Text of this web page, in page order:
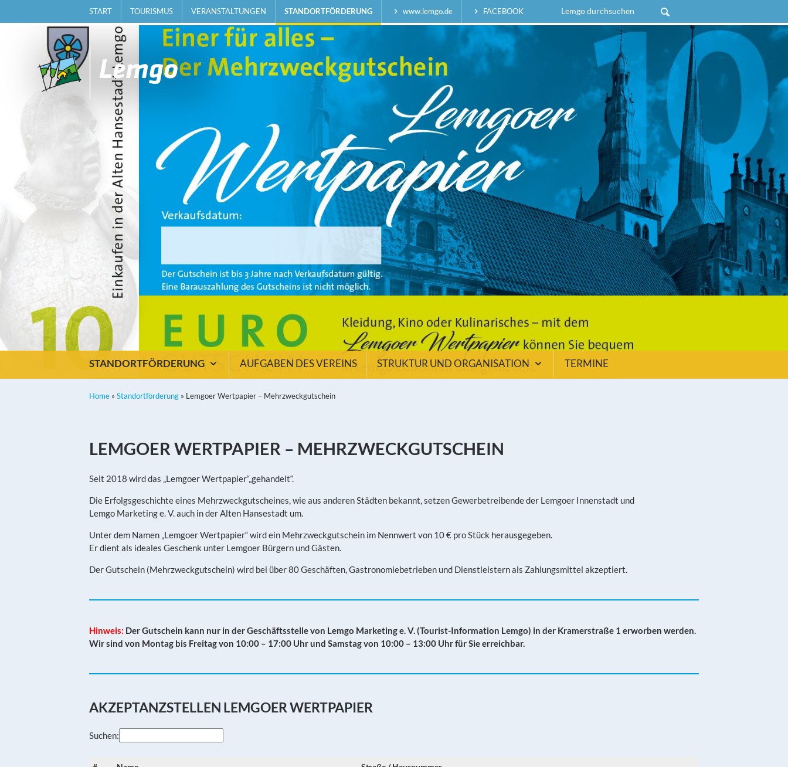
START TOURISMUS VERANSTALTUNGEN STANDORTFÖRDERUNG www.lemgo.de FACEBOOK
STANDORTFÖRDERUNG AUFGABEN DES VEREINS STRUKTUR UND ORGANISATION TERMINE
Home » Standortförderung » Lemgoer Wertpapier – Mehrzweckgutschein
LEMGOER WERTPAPIER – MEHRZWECKGUTSCHEIN
Seit 2018 wird das „Lemgoer Wertpapier“„gehandelt“.
Die Erfolgsgeschichte eines Mehrzweckgutscheines, wie aus anderen Städten bekannt, setzen Gewerbetreibende der Lemgoer Innenstadt und
Lemgo Marketing e. V. auch in der Alten Hansestadt um.
Unter dem Namen „Lemgoer Wertpapier“ wird ein Mehrzweckgutschein im Nennwert von 10 € pro Stück herausgegeben.
Er dient als ideales Geschenk unter Lemgoer Bürgern und Gästen.
Der Gutschein (Mehrzweckgutschein) wird bei über 80 Geschäften, Gastronomiebetrieben und Dienstleistern als Zahlungsmittel akzeptiert.
Hinweis: Der Gutschein kann nur in der Geschäftsstelle von Lemgo Marketing e. V. (Tourist-Information Lemgo) in der Kramerstraße 1 erworben werden.
Wir sind von Montag bis Freitag von 10:00 – 17:00 Uhr und Samstag von 10:00 – 13:00 Uhr für Sie erreichbar.
AKZEPTANZSTELLEN LEMGOER WERTPAPIER
Suchen: